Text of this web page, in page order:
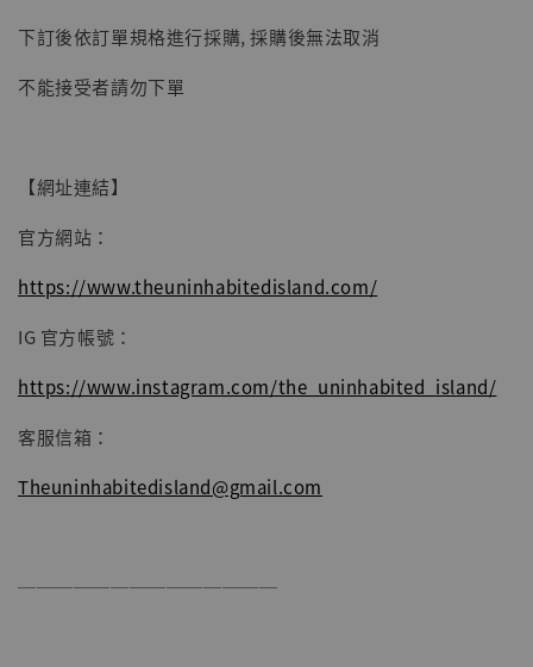
下訂後依訂單規格進行採購, 採購後無法取消
不能接受者請勿下單
【網址連結】
官方網站：
https://www.theuninhabitedisland.com/
IG 官方帳號：
https://www.instagram.com/the_uninhabited_island/
客服信箱：
Theuninhabitedisland@gmail.com
──────────────